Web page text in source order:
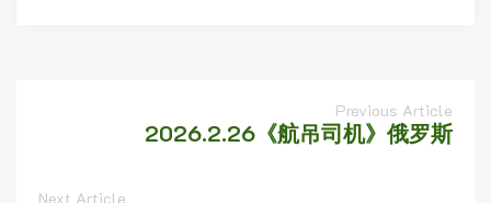
Previous Article
2026.2.26《航吊司机》俄罗斯
Next Article